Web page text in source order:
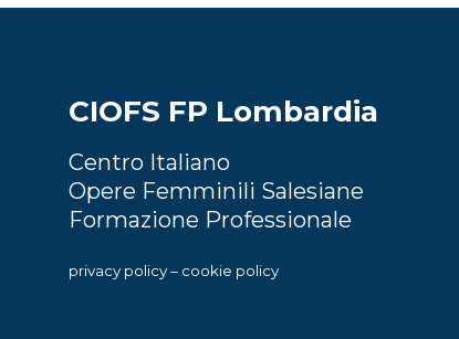
CIOFS FP Lombardia
Centro Italiano
Opere Femminili Salesiane
Formazione Professionale
privacy policy– cookie policy